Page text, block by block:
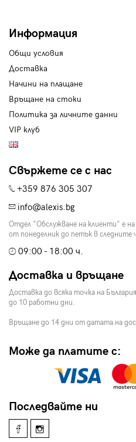
Информация
Общи условия
Доставка
Начини на плащане
Връщане на стоки
Политика за личните данни
VIP клуб
Свържете се с нас
+359 876 305 307
info@alexis.bg
Отдел "Обслужване на клиенти" е
от понеделник до петък в следните
09:00 - 18:00 ч.
Доставка и връщане
Доставка до всяка точка на
до 10 работни дни.
Връщане до 14 дни от датата на
Може да платите с:
Последвайте ни